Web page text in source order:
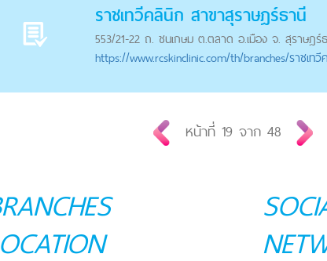
ราชเทวีคลินิก สาขาสุราษฎร์ธานี
553/21-22 ถ. ชนเกษม ต.ตลาด อ.เมือง จ. สุราษฎร์
https://www.rcskinclinic.com/th/branches/ราชเท
หน้าที่ 19 จาก 48